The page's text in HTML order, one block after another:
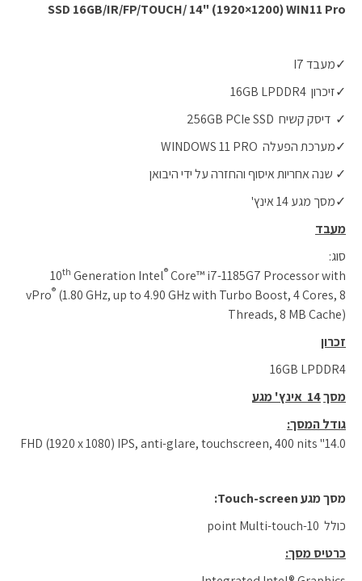
SSD 16GB/IR/FP/TOUCH/ 14" (1920×1200) WIN11 Pro
✓מעבד I7
✓זיכרון 16GB LPDDR4
✓ דיסק קשיח 256GB PCIe SSD
✓מערכת הפעלה WINDOWS 11 PRO
✓ שנה אחריות איסוף והחזרה על ידי היבואן
✓מסך מגע 14 אינץ'
מעבד
סוג:
10th Generation Intel® Core™ i7-1185G7 Processor with
vPro® (1.80 GHz, up to 4.90 GHz with Turbo Boost, 4 Cores, 8
Threads, 8 MB Cache)
זכרון
16GB LPDDR4
מסך14 אינץ' מגע
גודל המסך:
14.0" FHD (1920 x 1080) IPS, anti-glare, touchscreen, 400 nits
מסך מגע
כולל 10-point Multi-touch
כרטיס מסך: